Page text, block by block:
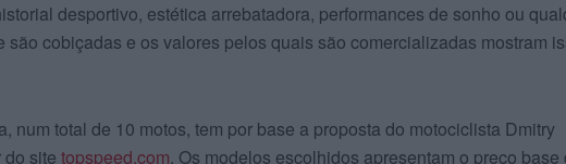
desportivo, estética arrebatadora, performances de sonho ou
são cobiçadas e os valores pelos quais são comercializadas mostram
num total de 10 motos, tem por base a proposta do motociclista Dmitry
site topspeed.com. Os modelos escolhidos apresentam o preço base